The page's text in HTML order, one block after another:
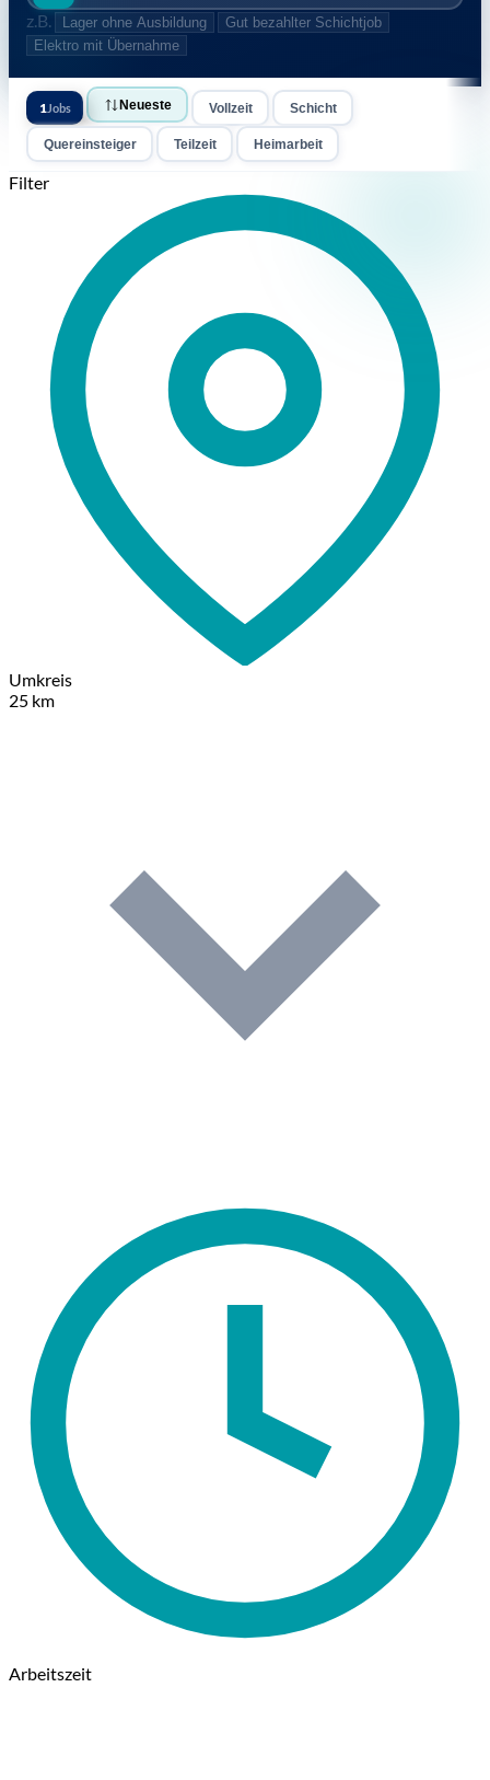
z.B. Lager ohne Ausbildung
Gut bezahlter Schichtjob
Elektro mit Übernahme
Kaufmännisch 04109 Leipzig
1Jobs Neueste Vollzeit Schicht
Quereinsteiger Teilzeit Heimarbeit
Filter
Umkreis
25 km
Arbeitszeit